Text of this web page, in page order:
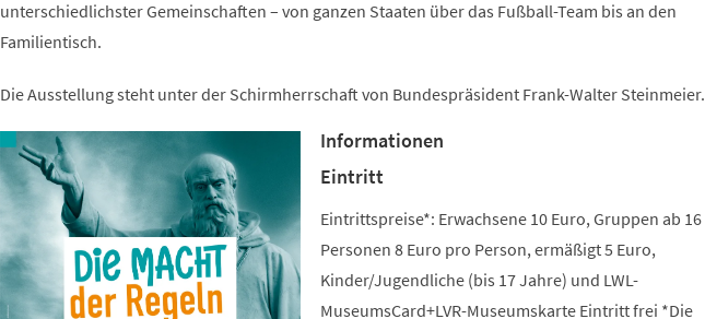
unterschiedlichster Gemeinschaften – von ganzen Staaten über das Fußball-Team bis an den
Familientisch.
Die Ausstellung steht unter der Schirmherrschaft von Bundespräsident Frank-Walter Steinmeier.
Informationen
Eintritt
Eintrittspreise*: Erwachsene 10 Euro, Gruppen ab 16
Personen 8 Euro pro Person, ermäßigt 5 Euro,
Kinder/Jugendliche (bis 17 Jahre) und LWL-
MuseumsCard+LVR-Museumskarte Eintritt frei *Die